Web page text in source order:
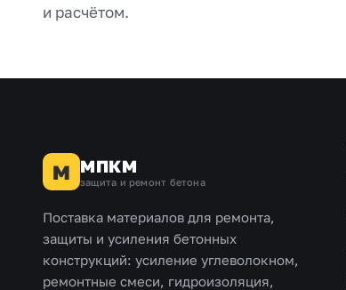
и расчётом.
М МПКМ
защита и ремонт бетона
Поставка материалов для ремонта,
защиты и усиления бетонных
конструкций: усиление углеволокном,
ремонтные смеси, гидроизоляция,